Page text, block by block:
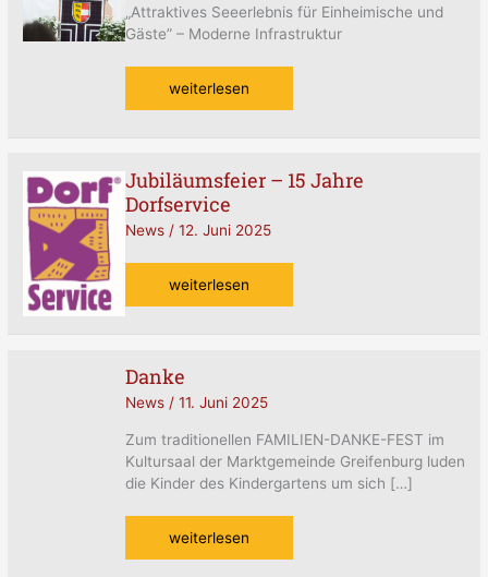
„Attraktives Seeerlebnis für Einheimische und
Gäste” – Moderne Infrastruktur
eröffnet
weiterlesen
Jubiläumsfeier – 15 Jahre
Dorfservice
News/ 12. Juni 2025
Jubiläumsfeier
–
15
Jahre
Dorfservice
weiterlesen
Danke
News/ 11. Juni 2025
Zum traditionellen FAMILIEN-DANKE-FEST im
Kultursaal der Marktgemeinde Greifenburg luden
die Kinder des Kindergartens um sich […]
Danke
weiterlesen